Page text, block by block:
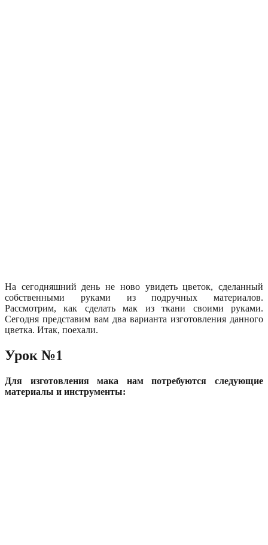
На сегодняшний день не ново увидеть цветок, сделанный
собственными руками из подручных материалов.
Рассмотрим, как сделать мак из ткани своими руками.
Сегодня представим вам два варианта изготовления данного
цветка. Итак, поехали.
Урок №1
Для изготовления мака нам потребуются следующие
материалы и инструменты: